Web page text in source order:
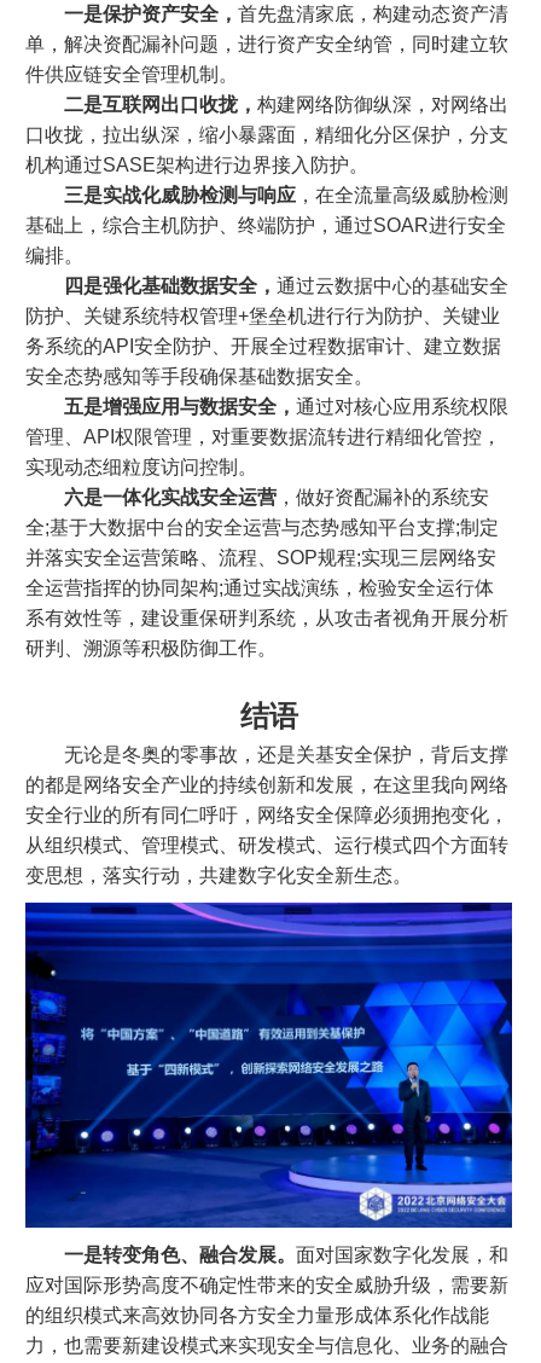
一是保护资产安全，首先盘清家底，构建动态资产清
单，解决资配漏补问题，进行资产安全纳管，同时建立软
件供应链安全管理机制。
二是互联网出口收拢，构建网络防御纵深，对网络出
口收拢，拉出纵深，缩小暴露面，精细化分区保护，分支
机构通过SASE架构进行边界接入防护。
三是实战化威胁检测与响应 ，在全流量高级威胁检测
基础上，综合主机防护、终端防护，通过SOAR进行安全
编排。
四是强化基础数据安全，通过云数据中心的基础安全
防护、关键系统特权管理+堡垒机进行行为防护、关键业
务系统的API安全防护、开展全过程数据审计、建立数据
安全态势感知等手段确保基础数据安全。
五是增强应用与数据安全，通过对核心应用系统权限
管理、API权限管理，对重要数据流转进行精细化管控，
实现动态细粒度访问控制。
六是一体化实战安全运营 ，做好资配漏补的系统安
全;基于大数据中台的安全运营与态势感知平台支撑;制定
并落实安全运营策略、流程、SOP规程;实现三层网络安
全运营指挥的协同架构;通过实战演练，检验安全运行体
系有效性等，建设重保研判系统，从攻击者视角开展分析
研判、溯源等积极防御工作。
结语
无论是冬奥的零事故，还是关基安全保护，背后支撑
的都是网络安全产业的持续创新和发展，在这里我向网络
安全行业的所有同仁呼吁，网络安全保障必须拥抱变化，
从组织模式、管理模式、研发模式、运行模式四个方面转
变思想，落实行动，共建数字化安全新生态。
一是转变角色、融合发展。面对国家数字化发展，和
应对国际形势高度不确定性带来的安全威胁升级，需要新
的组织模式来高效协同各方安全力量形成体系化作战能
力，也需要新建设模式来实现安全与信息化、业务的融合